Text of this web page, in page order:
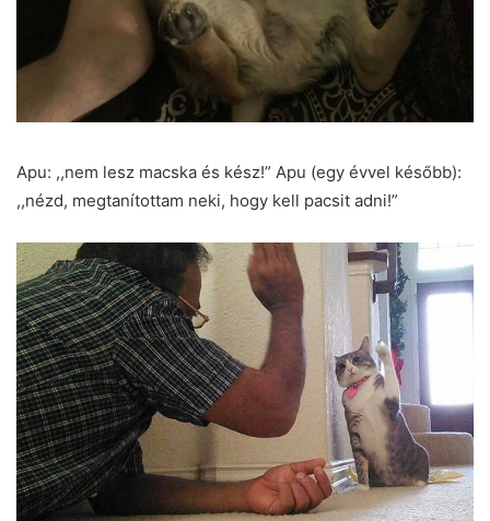
Apu: ,,nem lesz macska és kész!” Apu (egy évvel később):
,,nézd, megtanítottam neki, hogy kell pacsit adni!”